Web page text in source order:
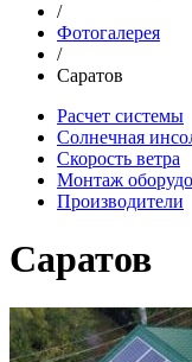
/
Фотогалерея
/
Саратов
Расчет системы
Солнечная
Скорость ветра
Монтаж
Производители
Саратов